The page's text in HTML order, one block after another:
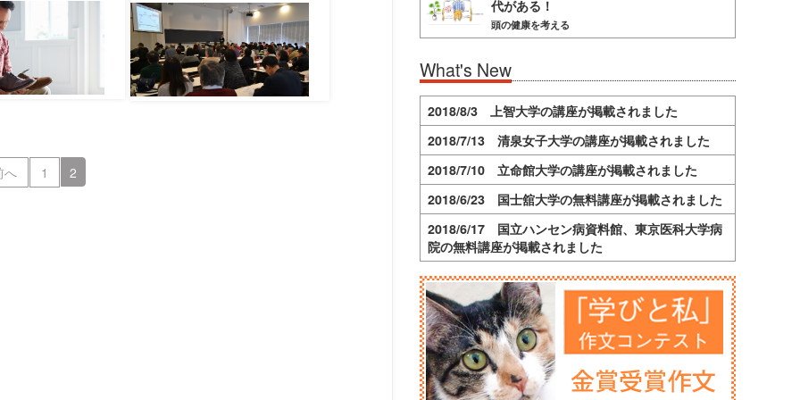
へ 1 2
代がある！
頭の健康を考える
What's New
2018/8/3 上智大学の講座が掲載されました
2018/7/13 清泉女子大学の講座が掲載されました
2018/7/10 立命館大学の講座が掲載されました
2018/6/23 国士舘大学の無料講座が掲載されました
2018/6/17 国立ハンセン病資料館、東京医科大学病
院の無料講座が掲載されました